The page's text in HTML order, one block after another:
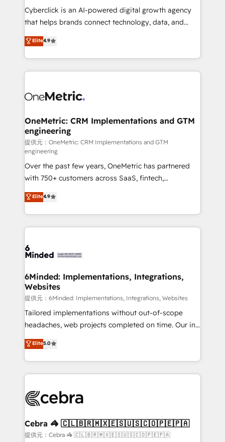
Cyberclick is an AI-powered digital growth agency
that helps brands connect technology, data, and
creativity to achieve measurable results. Founded in
Barcelona and operating across Spain, LATAM, and
the UK, we support global companies in building
smarter marketing, sales, and customer success
Iberia (Spain & Portugal), we combine human insight
growth. Our multidisciplinary team designs solutions
that simplify complexity, boost performance, and
turn innovation into real impact. 🌍 Highlights •
HubSpot Partner since 2012 • 2022 EMEA Impact
Award: Best Integration • 150+ successful HubSpot
projects • Clients in 30+ industries • Proprietary
technology for integrations • Multilingual team:
English, Spanish, Portuguese & Italian 👉 Grow
smarter with AI and HubSpot.
Elite4.9
OneMetric: CRM Implementations and GTM
engineering
提供元：OneMetric: CRM Implementations and GTM
engineering
Over the past few years, OneMetric has partnered
with 750+ customers across SaaS, fintech,
healthcare, real estate, and other industries. With
150+ HubSpot-certified experts, we deliver scalable
solutions to complex GTM and RevOps challenges.
Our Expertise 🔹 Onboarding & Implementation:
tailored to your GTM motion. 🔹 Migrations:
from other CRMs to HubSpot without data loss or
downtime. 🔹 RevOps Strategy: Align teams,
processes, and data to drive revenue efficiency. 🔹
Integrations: Connect HubSpot with your tech stack
for better adoption. 🔹 Custom Solutions: Build
SOC 2 Type II and ISO 27001 certified, reinforcing
our commitment to data security and compliance. At
Elite4.9
6Minded: Implementations, Integrations,
Websites
提供元：6Minded: Implementations, Integrations, Websites
Tailored implementations without out-of-scope
headaches, web projects completed on time. Our in-
house team of certified CRM architects, experts,
developers, designers, and marketers handles all
aspects of your HubSpot. ✨ 400+ global clients ✨
100+ seamless migrations from 15+ different CRMs
implementations, and 5,000+ pages ✨ CS: Clients
CS: 245% organic growth & +751% new visitors for a
full-funnel HubSpot project ✨ CS: 415% conversion
Elite5.0
Cebra 🦓 🇨🇱🇧🇷🇲🇽🇪🇸🇺🇸🇨🇴🇵🇪🇵🇦
提供元：Cebra 🦓 🇨🇱🇧🇷🇲🇽🇪🇸🇺🇸🇨🇴🇵🇪🇵🇦